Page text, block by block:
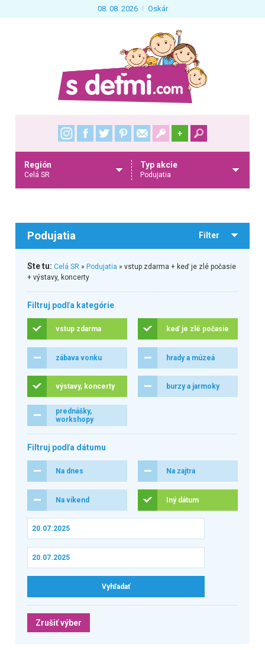
08. 08. 2026 Oskár
+
Región
Celá SR
Typ akcie
Podujatia
Podujatia Filter
Ste tu: Celá SR» Podujatia » vstup zdarma + keď je zlé počasie
+ výstavy, koncerty
Filtruj podľa kategórie
vstup zdarma keď je zlé počasie
zábava vonku hrady a múzeá
výstavy, koncerty burzy a jarmoky
prednášky,
workshopy
Filtruj podľa dátumu
Na dnes Na zajtra
Na víkend Iný dátum
Zrušiť výber